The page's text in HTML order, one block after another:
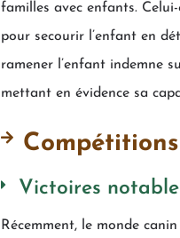
familles avec enfants.
pour secourir l’enfant en
ramener l’enfant indemne
mettant en évidence sa
Victoires
Récemment, le monde